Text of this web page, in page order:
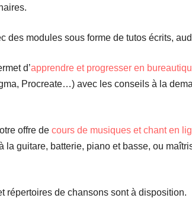
des modules sous forme de tutos écrits,
d’apprendre et progresser en
Procreate…) avec les conseils à la
offre de cours de musiques et chant en
guitare, batterie, piano et basse, ou
répertoires de chansons sont à disposition.